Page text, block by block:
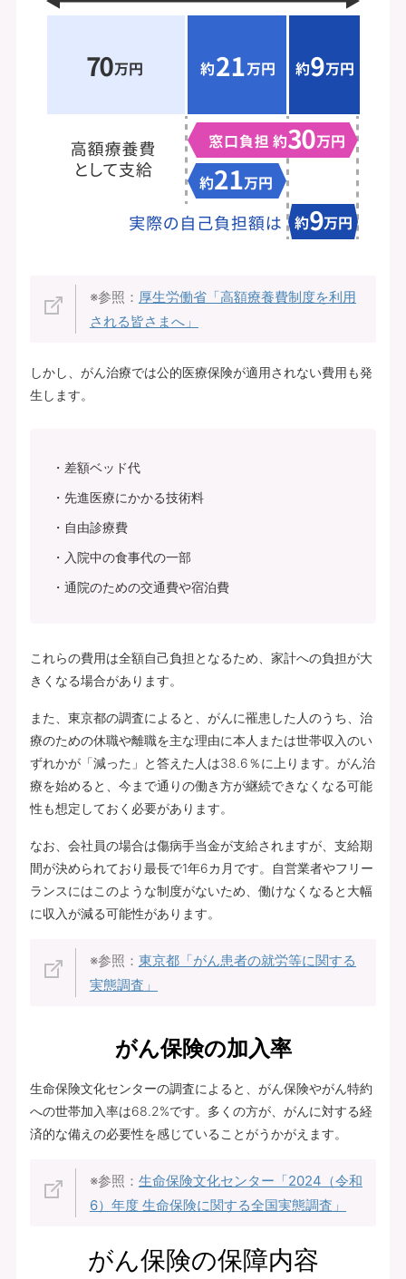
※参照： 厚生労働省「高額療養費制度を利用
される皆さまへ」
しかし、がん治療では公的医療保険が適用されない費用も発
生します。
差額ベッド代
先進医療にかかる技術料
自由診療費
入院中の食事代の一部
通院のための交通費や宿泊費
これらの費用は全額自己負担となるため、家計への負担が大
きくなる場合があります。
また、東京都の調査によると、がんに罹患した人のうち、治
療のための休職や離職を主な理由に本人または世帯収入のい
ずれかが「減った」と答えた人は38.6％に上ります。がん治
療を始めると、今まで通りの働き方が継続できなくなる可能
性も想定しておく必要があります。
なお、会社員の場合は傷病手当金が支給されますが、支給期
間が決められており最長で1年6カ月です。自営業者やフリー
ランスにはこのような制度がないため、働けなくなると大幅
に収入が減る可能性があります。
※参照： 東京都「がん患者の就労等に関する
実態調査」
がん保険の加入率
生命保険文化センターの調査によると、がん保険やがん特約
への世帯加入率は68.2%です。多くの方が、がんに対する経
済的な備えの必要性を感じていることがうかがえます。
※参照： 生命保険文化センター「2024（令和
6）年度 生命保険に関する全国実態調査」
がん保険の保障内容